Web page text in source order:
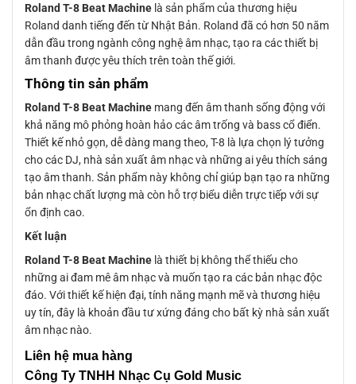
Roland T-8 Beat Machine là sản phẩm của thương hiệu
Roland danh tiếng đến từ Nhật Bản. Roland đã có hơn 50 năm
dẫn đầu trong ngành công nghệ âm nhạc, tạo ra các thiết bị
âm thanh được yêu thích trên toàn thế giới.
Thông tin sản phẩm
Roland T-8 Beat Machine mang đến âm thanh sống động với
khả năng mô phỏng hoàn hảo các âm trống và bass cổ điển.
Thiết kế nhỏ gọn, dễ dàng mang theo, T-8 là lựa chọn lý tưởng
cho các DJ, nhà sản xuất âm nhạc và những ai yêu thích sáng
tạo âm thanh. Sản phẩm này không chỉ giúp bạn tạo ra những
bản nhạc chất lượng mà còn hỗ trợ biểu diễn trực tiếp với sự
ổn định cao.
Kết luận
Roland T-8 Beat Machine là thiết bị không thể thiếu cho
những ai đam mê âm nhạc và muốn tạo ra các bản nhạc độc
đáo. Với thiết kế hiện đại, tính năng mạnh mẽ và thương hiệu
uy tín, đây là khoản đầu tư xứng đáng cho bất kỳ nhà sản xuất
âm nhạc nào.
Liên hệ mua hàng
Công Ty TNHH Nhạc Cụ Gold Music